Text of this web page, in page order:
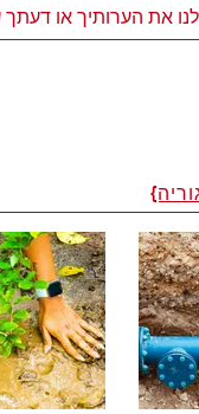
את הערותיך או